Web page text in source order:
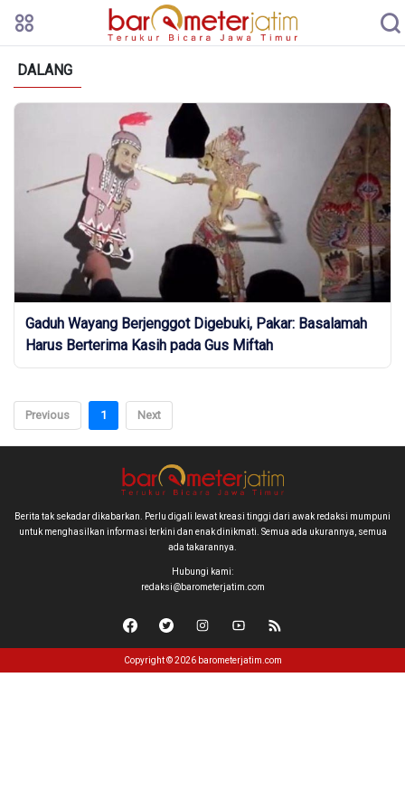
DALANG
Gaduh Wayang Berjenggot Digebuki, Pakar: Basalamah
Harus Berterima Kasih pada Gus Miftah
Previous 1 Next
Berita tak sekadar dikabarkan. Perlu digali lewat kreasi tinggi dari awak redaksi mumpuni
untuk menghasilkan informasi terkini dan enak dinikmati. Semua ada ukurannya, semua
ada takarannya.
Hubungi kami:
redaksi@barometerjatim.com
Copyright © 2026 barometerjatim.com